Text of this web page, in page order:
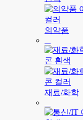
의약품
재료/화학